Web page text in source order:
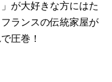
が大好きな方にはた
ランスの伝統家屋が
圧巻！